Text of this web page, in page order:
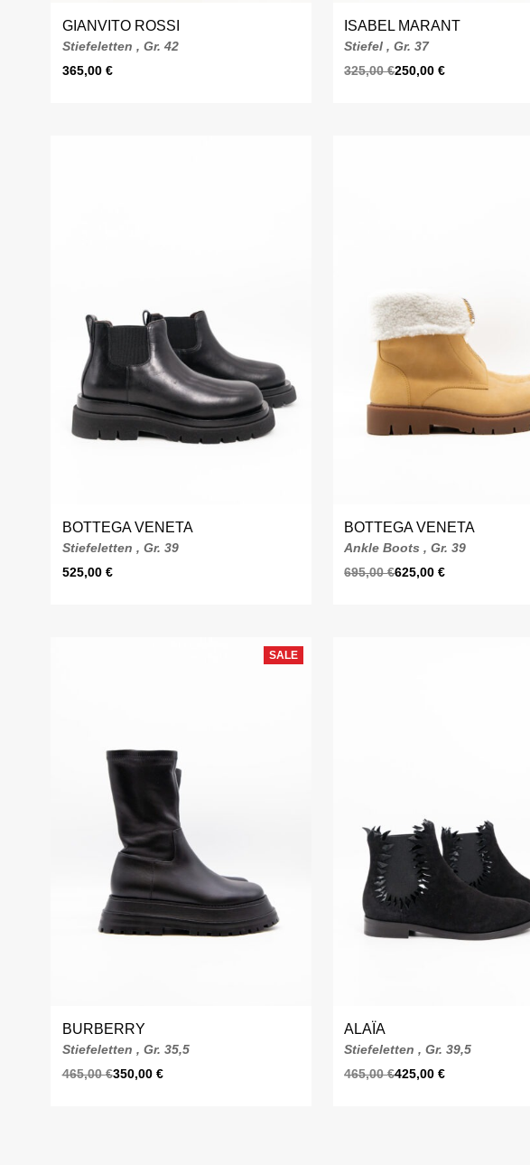
GIANVITO ROSSI
Stiefeletten , Gr. 42
365,00 €
ISABEL MARANT
Stiefel , Gr. 37
325,00€250,00€
BOTTEGA VENETA
Stiefeletten , Gr. 39
525,00 €
BOTTEGA VENETA
Ankle Boots , Gr. 39
695,00€625,00€
SALE
BURBERRY
Stiefeletten , Gr. 35,5
465,00€350,00 €
ALAÏA
Stiefeletten , Gr. 39,5
465,00€425,00€